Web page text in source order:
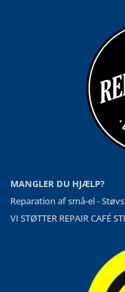
MANGLER DU HJÆLP?
Reparation af små-el -
VI STØTTER REPAIR CAFÉ